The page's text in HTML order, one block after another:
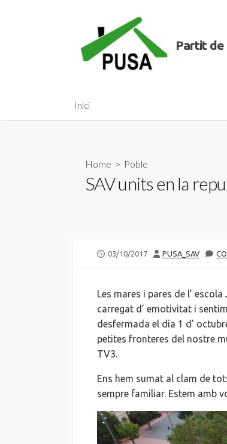
Partit de
Inici
Home > Poble
SAV units en la
PUBLISHED
03/10/2017 AUTHOR
PUSA_SAV
Les mares i pares de l’
carregat d’ emotivitat i
desfermada el dia 1 d’
petites fronteres del nostre
TV3.
Ens hem sumat al clam de
sempre familiar. Estem amb